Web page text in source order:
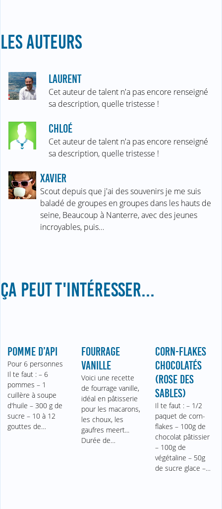
LES AUTEURS
LAURENT
Cet auteur de talent n'a pas encore renseigné
sa description, quelle tristesse !
CHLOÉ
Cet auteur de talent n'a pas encore renseigné
sa description, quelle tristesse !
XAVIER
Scout depuis que j'ai des souvenirs je me suis
baladé de groupes en groupes dans les hauts de
seine, Beaucoup à Nanterre, avec des jeunes
incroyables, puis…
ÇA PEUT T'INTÉRESSER...
POMME D’API
Pour 6 personnes
Il te faut : – 6
pommes – 1
cuillère à soupe
d'huile – 300 g de
sucre – 10 à 12
gouttes de…
FOURRAGE
VANILLE
Voici une recette
de fourrage vanille,
idéal en pâtisserie
pour les macarons,
les choux, les
gaufres meert...
Durée de…
CORN-FLAKES
CHOCOLATÉS
(ROSE DES
SABLES)
Il te faut : – 1/2
paquet de corn-
flakes – 100g de
chocolat pâtissier
– 100g de
végétaline – 50g
de sucre glace –…